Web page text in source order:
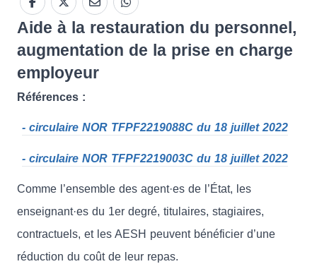
Aide à la restauration du personnel,
augmentation de la prise en charge
employeur
Références :
- circulaire NOR TFPF2219088C du 18 juillet 2022
- circulaire NOR TFPF2219003C du 18 juillet 2022
Comme l’ensemble des agent·es de l’État, les
enseignant·es du 1er degré, titulaires, stagiaires,
contractuels, et les AESH peuvent bénéficier d’une
réduction du coût de leur repas.